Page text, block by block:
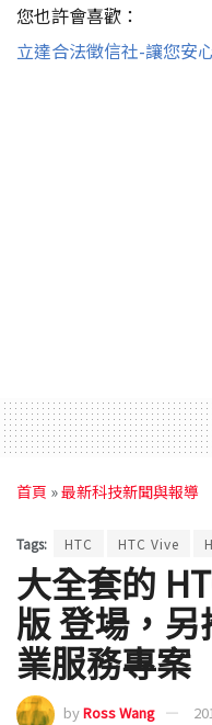
您也許會喜歡：
立達合法徵信社-讓您安
首頁 »最新科技新聞與報導
Tags: HTC HTC Vive
大全套的
版 登場，
業服務專案
byRoss Wang